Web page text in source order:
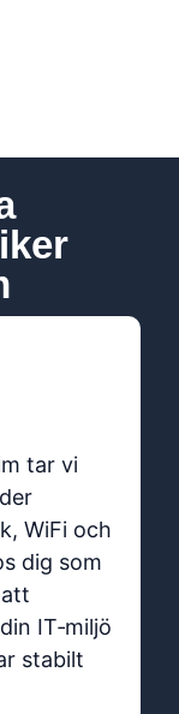
tar vi
WiFi och
dig som
IT‑miljö
stabilt